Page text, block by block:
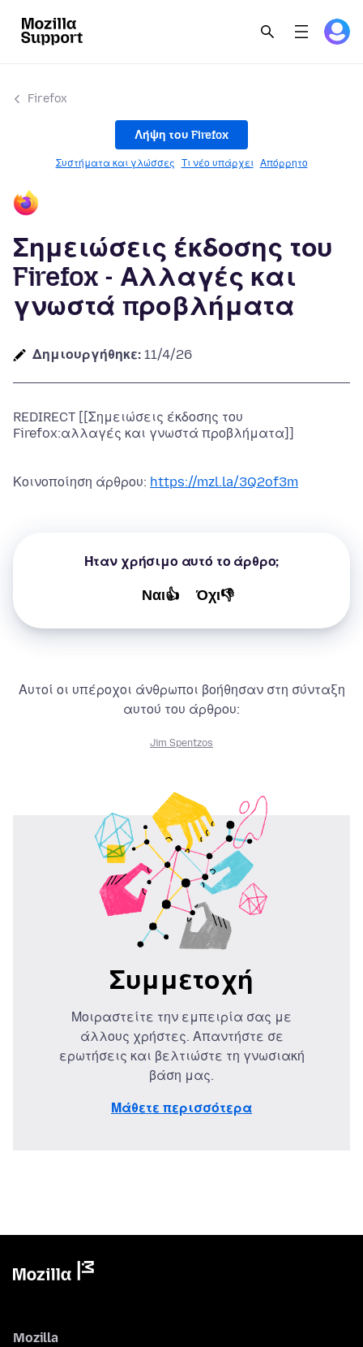
Firefox
Λήψη του Firefox
Συστήματα και γλώσσες Τι νέο υπάρχει Απόρρητο
Σημειώσεις έκδοσης του
Firefox - Αλλαγές και
γνωστά προβλήματα
Δημιουργήθηκε: 11/4/26
REDIRECT [[Σημειώσεις έκδοσης του
Firefox:αλλαγές και γνωστά προβλήματα]]
Κοινοποίηση άρθρου: https://mzl.la/3Q2of3m
Ήταν χρήσιμο αυτό το άρθρο;
Ναι👍 Όχι👎
Αυτοί οι υπέροχοι άνθρωποι βοήθησαν στη σύνταξη
αυτού του άρθρου:
Jim Spentzos
Συμμετοχή
Μοιραστείτε την εμπειρία σας με
άλλους χρήστες. Απαντήστε σε
ερωτήσεις και βελτιώστε τη γνωσιακή
βάση μας.
Μάθετε περισσότερα
Mozilla